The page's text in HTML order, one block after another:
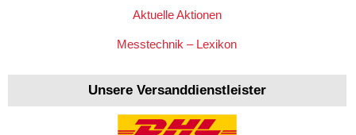
Aktuelle Aktionen
Messtechnik – Lexikon
Unsere Versanddienstleister